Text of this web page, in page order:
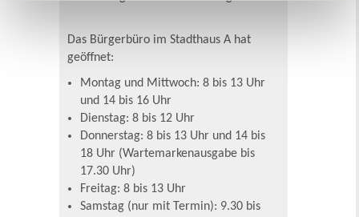
Das Bürgerbüro im Stadthaus A hat
geöffnet:
Montag und Mittwoch: 8 bis 13 Uhr
und 14 bis 16 Uhr
Dienstag: 8 bis 12 Uhr
Donnerstag: 8 bis 13 Uhr und 14 bis
18 Uhr (Wartemarkenausgabe bis
17.30 Uhr)
Freitag: 8 bis 13 Uhr
Samstag (nur mit Termin): 9.30 bis